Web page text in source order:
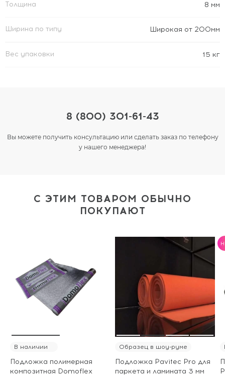
Толщина 8 мм
Ширина по типу Широкая от 200мм
Вес упаковки 15 кг
8 (800) 301-61-43
Вы можете получить консультацию или сделать заказ по телефону
у нашего менеджера!
С ЭТИМ ТОВАРОМ ОБЫЧНО
ПОКУПАЮТ
В наличии
Подложка полимерная
композитная Domoflex
Образец в шоу-руме
Подложка Pavitec Pro для
паркета и ламината 3 мм